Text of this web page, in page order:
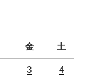
金 土
3 4